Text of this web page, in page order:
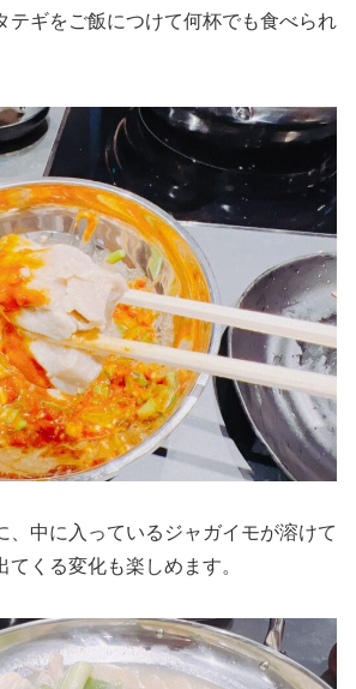
テギをご飯につけて何杯でも食べられ
、中に入っているジャガイモが溶けて
てくる変化も楽しめます。